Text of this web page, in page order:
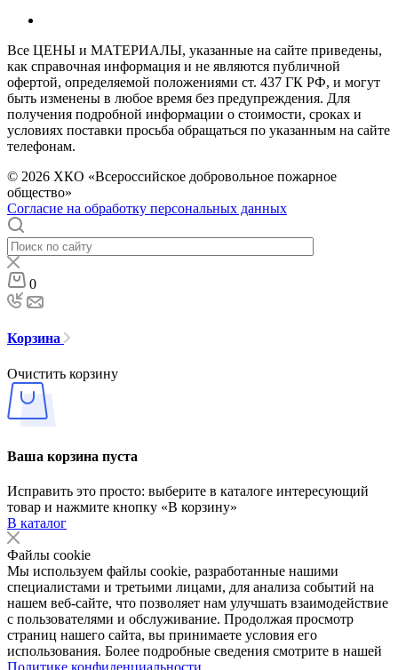
Все ЦЕНЫ и МАТЕРИАЛЫ, указанные на сайте приведены,
как справочная информация и не являются публичной
офертой, определяемой положениями ст. 437 ГК РФ, и могут
быть изменены в любое время без предупреждения. Для
получения подробной информации о стоимости, сроках и
условиях поставки просьба обращаться по указанным на сайте
телефонам.
© 2026 ХКО «Всероссийское добровольное пожарное
общество»
Согласие на обработку персональных данных
0
Корзина
Очистить корзину
Ваша корзина пуста
Исправить это просто: выберите в каталоге интересующий
товар и нажмите кнопку «В корзину»
В каталог
Файлы cookie
Мы используем файлы cookie, разработанные нашими
специалистами и третьими лицами, для анализа событий на
нашем веб-сайте, что позволяет нам улучшать взаимодействие
с пользователями и обслуживание. Продолжая просмотр
страниц нашего сайта, вы принимаете условия его
использования. Более подробные сведения смотрите в нашей
Политике конфиденциальности